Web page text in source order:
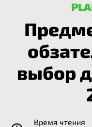
выбор
Время чтения